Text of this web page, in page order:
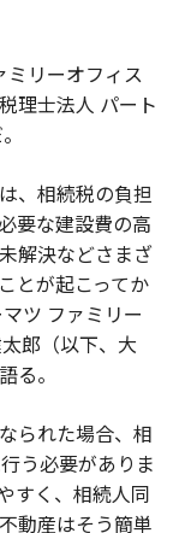
リーオフィス
理士法人 パート
、相続税の負担
要な建設費の高
解決などさまざ
とが起こってか
ツ ファミリー
郎（以下、大
る。
られた場合、相
う必要がありま
すく、相続人同
動産はそう簡単